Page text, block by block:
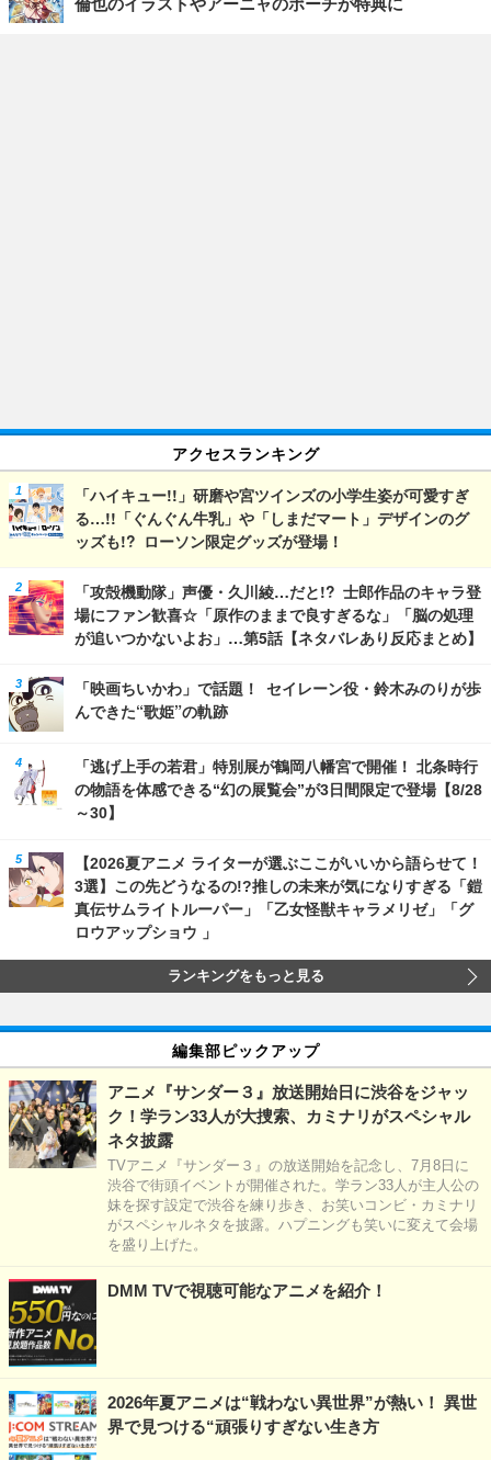
倫也のイラストやアーニャのポーチが特典に
アクセスランキング
「ハイキュー!!」研磨や宮ツインズの小学生姿が可愛すぎ
る…!!「ぐんぐん牛乳」や「しまだマート」デザインのグ
ッズも!? ローソン限定グッズが登場！
「攻殻機動隊」声優・久川綾…だと!? 士郎作品のキャラ登
場にファン歓喜☆「原作のままで良すぎるな」「脳の処理
が追いつかないよお」…第5話【ネタバレあり反応まとめ】
「映画ちいかわ」で話題！ セイレーン役・鈴木みのりが歩
んできた“歌姫”の軌跡
「逃げ上手の若君」特別展が鶴岡八幡宮で開催！ 北条時行
の物語を体感できる“幻の展覧会”が3日間限定で登場【8/28
～30】
【2026夏アニメ ライターが選ぶここがいいから語らせて！
3選】この先どうなるの!?推しの未来が気になりすぎる「鎧
真伝サムライトルーパー」「乙女怪獣キャラメリゼ」「グ
ロウアップショウ 」
ランキングをもっと見る
編集部ピックアップ
アニメ『サンダー３』放送開始日に渋谷をジャッ
ク！学ラン33人が大捜索、カミナリがスペシャル
ネタ披露
TVアニメ『サンダー３』の放送開始を記念し、7月8日に
渋谷で街頭イベントが開催された。学ラン33人が主人公の
妹を探す設定で渋谷を練り歩き、お笑いコンビ・カミナリ
がスペシャルネタを披露。ハプニングも笑いに変えて会場
を盛り上げた。
DMM TVで視聴可能なアニメを紹介！
2026年夏アニメは“戦わない異世界”が熱い！ 異世
界で見つける“頑張りすぎない生き方